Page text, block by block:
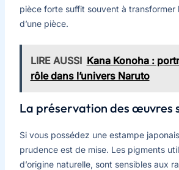
pièce forte suffit souvent à transformer
d’une pièce.
LIRE AUSSI Kana Konoha :
rôle dans l’univers Naruto
La préservation des œuvres
Si vous possédez une estampe
prudence est de mise. Les pigments
d’origine naturelle, sont sensibles aux